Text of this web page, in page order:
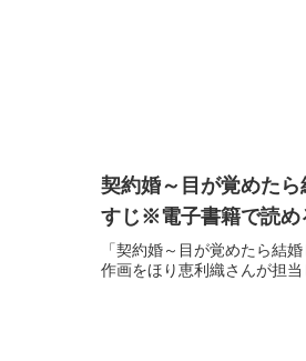
契約婚～目が覚めた
すじ※電子書籍で読め
「契約婚～目が覚めたら結
作画をほり恵利織さんが担